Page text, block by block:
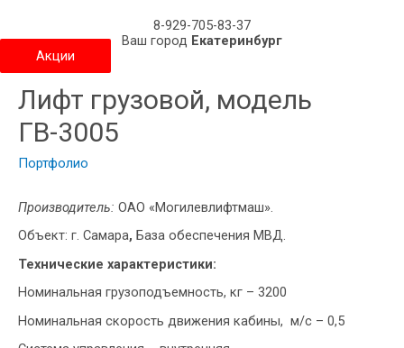
8-929-705-83-37
Ваш город Екатеринбург
Акции
Лифт грузовой, модель
ГВ-3005
Портфолио
Производитель: ОАО «Могилевлифтмаш».
Объект: г. Самара, База обеспечения МВД.
Технические характеристики:
Номинальная грузоподъемность, кг – 3200
Номинальная скорость движения кабины, м/с – 0,5